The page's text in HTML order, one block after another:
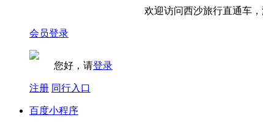
欢迎访问西沙旅行直通车，
会员登录
您好，请登录
注册 同行入口
百度小程序